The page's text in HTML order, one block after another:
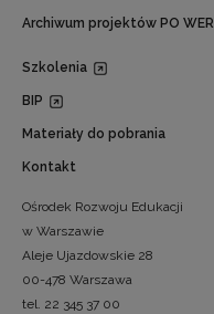
Archiwum projektów PO WER
Szkolenia
BIP
Materiały do pobrania
Kontakt
Ośrodek Rozwoju Edukacji
w Warszawie
Aleje Ujazdowskie 28
00-478 Warszawa
tel. 22 345 37 00